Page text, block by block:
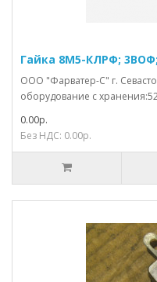
Гайка 8М5-КЛРФ;
ООО "Фарватер-С" г.
оборудование с
0.00р.
Без НДС: 0.00р.